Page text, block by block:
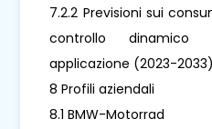
7.2.2 Previsioni sui
controllo
applicazione (2023-2033)
8 Profili aziendali
8.1 BMW-Motorrad